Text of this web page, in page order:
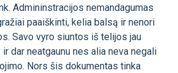
Admininstracijos nemandagumas
paaiškinti, kelia balsą ir nenori
Savo vyro siuntos iš telijos jau
dar neatgaunu nes alia neva negali
Nors šis dokumentas tinka